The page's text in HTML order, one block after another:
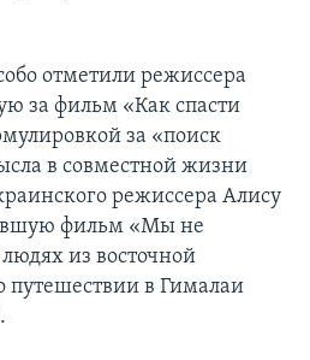
отметили режиссера
за фильм «Как спасти
за «поиск
в совместной жизни
режиссера Алису
фильм «Мы не
из восточной
в Гималаи